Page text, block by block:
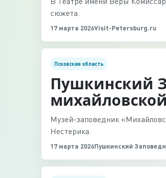
сюжета.
17 марта 2026Visit-Petersburg.ru
Псковская область
Пушкинский
Музей-заповедник
Нестерика.
17 марта 2026Пушкинский